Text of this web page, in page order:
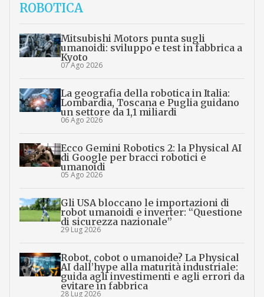
ROBOTICA
Mitsubishi Motors punta sugli
umanoidi: sviluppo e test in fabbrica a
Kyoto
07 Ago 2026
La geografia della robotica in Italia:
Lombardia, Toscana e Puglia guidano
un settore da 1,1 miliardi
06 Ago 2026
Ecco Gemini Robotics 2: la Physical AI
di Google per bracci robotici e
umanoidi
05 Ago 2026
Gli USA bloccano le importazioni di
robot umanoidi e inverter: “Questione
di sicurezza nazionale”
29 Lug 2026
Robot, cobot o umanoide? La Physical
AI dall’hype alla maturità industriale:
guida agli investimenti e agli errori da
evitare in fabbrica
28 Lug 2026